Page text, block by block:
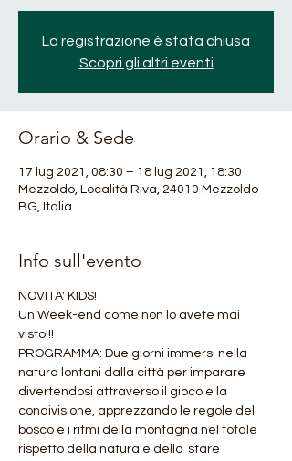
La registrazione è stata chiusa
Scopri gli altri eventi
Orario & Sede
17 lug 2021, 08:30 – 18 lug 2021, 18:30
Mezzoldo, Località Riva, 24010 Mezzoldo
BG, Italia
Info sull'evento
NOVITA' KIDS!
Un Week-end come non lo avete mai
visto!!!
PROGRAMMA: Due giorni immersi nella
natura lontani dalla città per imparare
divertendosi attraverso il gioco e la
condivisione, apprezzando le regole del
bosco e i ritmi della montagna nel totale
rispetto della natura e dello  stare